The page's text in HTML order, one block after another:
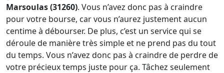
Marsoulas (31260). Vous n’avez donc pas à craindre
pour votre bourse, car vous n’aurez justement aucun
centime à débourser. De plus, c’est un service qui se
déroule de manière très simple et ne prend pas du tout
du temps. Vous n’avez donc pas à craindre de perdre de
votre précieux temps juste pour ça. Tâchez seulement